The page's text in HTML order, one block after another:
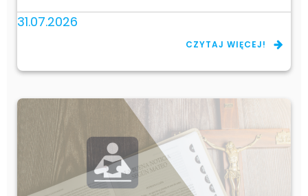
31.07.2026
CZYTAJ WIĘCEJ!